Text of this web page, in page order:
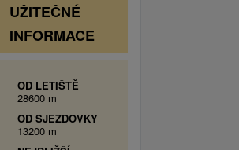
UŽITEČNÉ
INFORMACE
OD LETIŠTĚ
28600 m
OD SJEZDOVKY
13200 m